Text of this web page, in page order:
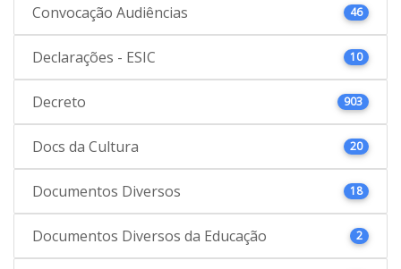
Convocação Audiências 46
Declarações - ESIC 10
Decreto 903
Docs da Cultura 20
Documentos Diversos 18
Documentos Diversos da Educação 2